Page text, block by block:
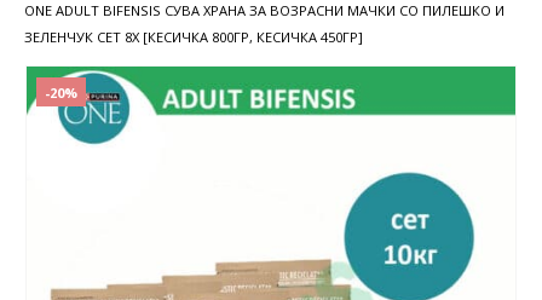
ONE ADULT BIFENSIS СУВА ХРАНА ЗА ВОЗРАСНИ МАЧКИ СО ПИЛЕШКО И
ЗЕЛЕНЧУК СЕТ 8Х [КЕСИЧКА 800ГР, КЕСИЧКА 450ГР]
-20%